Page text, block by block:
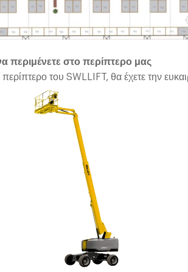
περιμένετε στο περίπτερο μας
περίπτερο του SWLLIFT, θα έχετε την